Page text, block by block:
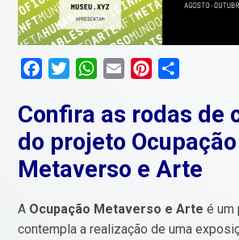
FacebookTwitterWhatsApp
Email Pinterest
Confira as rodas de
do projeto Ocupação
Metaverso e Arte
A Ocupação Metaverso e Arte é um
contempla a realização de uma